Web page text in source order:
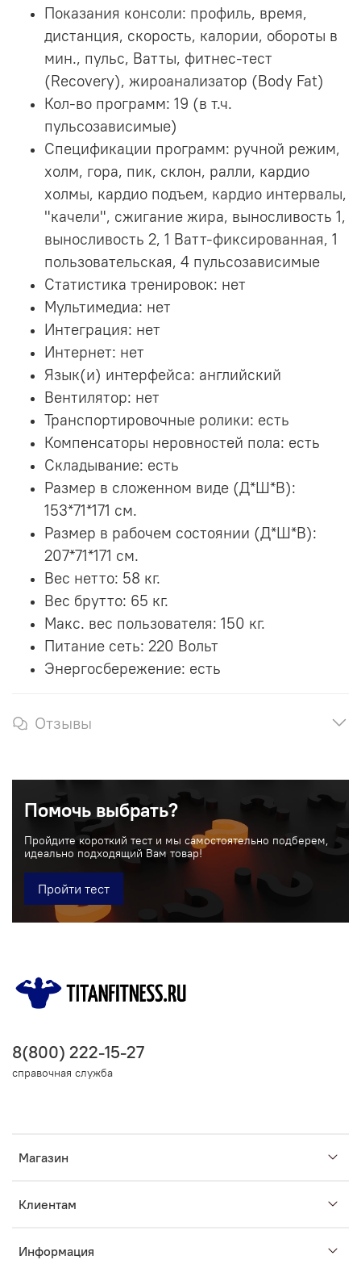
Показания консоли: профиль, время,
дистанция, скорость, калории, обороты в
мин., пульс, Ватты, фитнес-тест
(Recovery), жироанализатор (Body Fat)
Кол-во программ: 19 (в т.ч.
пульсозависимые)
Спецификации программ: ручной режим,
холм, гора, пик, склон, ралли, кардио
холмы, кардио подъем, кардио интервалы,
"качели", сжигание жира, выносливость 1,
выносливость 2, 1 Ватт-фиксированная, 1
пользовательская, 4 пульсозависимые
Статистика тренировок: нет
Мультимедиа: нет
Интеграция: нет
Интернет: нет
Язык(и) интерфейса: английский
Вентилятор: нет
Транспортировочные ролики: есть
Компенсаторы неровностей пола: есть
Складывание: есть
Размер в сложенном виде (Д*Ш*В):
153*71*171 см.
Размер в рабочем состоянии (Д*Ш*В):
207*71*171 см.
Вес нетто: 58 кг.
Вес брутто: 65 кг.
Макс. вес пользователя: 150 кг.
Питание сеть: 220 Вольт
Энергосбережение: есть
Отзывы
Помочь выбрать?
Пройдите короткий тест и мы самостоятельно подберем,
идеально подходящий Вам товар!
Пройти тест
Магазин
Клиентам
Информация
8(800) 222-15-27
справочная служба